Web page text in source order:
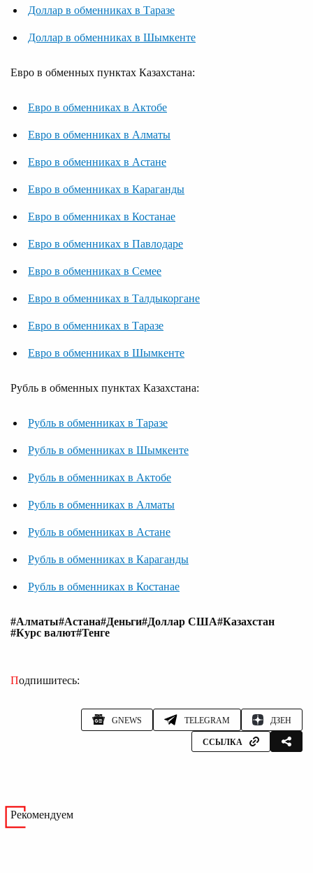
Доллар в обменниках в Таразе
Доллар в обменниках в Шымкенте
Евро в обменных пунктах Казахстана:
Евро в обменниках в Актобе
Евро в обменниках в Алматы
Евро в обменниках в Астане
Евро в обменниках в Караганды
Евро в обменниках в Костанае
Евро в обменниках в Павлодаре
Евро в обменниках в Семее
Евро в обменниках в Талдыкоргане
Евро в обменниках в Таразе
Евро в обменниках в Шымкенте
Рубль в обменных пунктах Казахстана:
Рубль в обменниках в Таразе
Рубль в обменниках в Шымкенте
Рубль в обменниках в Актобе
Рубль в обменниках в Алматы
Рубль в обменниках в Астане
Рубль в обменниках в Караганды
Рубль в обменниках в Костанае
#Алматы#Астана#Деньги#Доллар США#Казахстан
#Курс валют#Тенге
Подпишитесь:
GNEWS TELEGRAM ДЗЕН
ССЫЛКА
Рекомендуем